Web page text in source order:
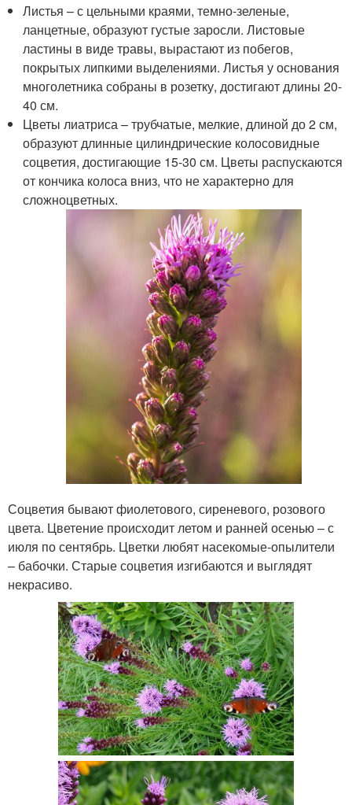
Листья – с цельными краями, темно-зеленые,
ланцетные, образуют густые заросли. Листовые
ластины в виде травы, вырастают из побегов,
покрытых липкими выделениями. Листья у основания
многолетника собраны в розетку, достигают длины 20-
40 см.
Цветы лиатриса – трубчатые, мелкие, длиной до 2 см,
образуют длинные цилиндрические колосовидные
соцветия, достигающие 15-30 см. Цветы распускаются
от кончика колоса вниз, что не характерно для
сложноцветных.
Соцветия бывают фиолетового, сиреневого, розового
цвета. Цветение происходит летом и ранней осенью – с
июля по сентябрь. Цветки любят насекомые-опылители
– бабочки. Старые соцветия изгибаются и выглядят
некрасиво.